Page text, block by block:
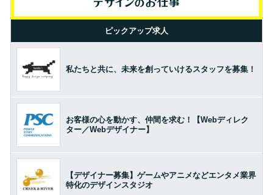
ピックアップ求人
私たちと共に、未来を創っていけるスタッフを募集！
お客様の心を動かす、仲間を求む！【Webディレク
ター／Webデザイナー】
【デザイナー募集】ゲームやアニメなどエンタメ業界
特化のデザインスタジオ